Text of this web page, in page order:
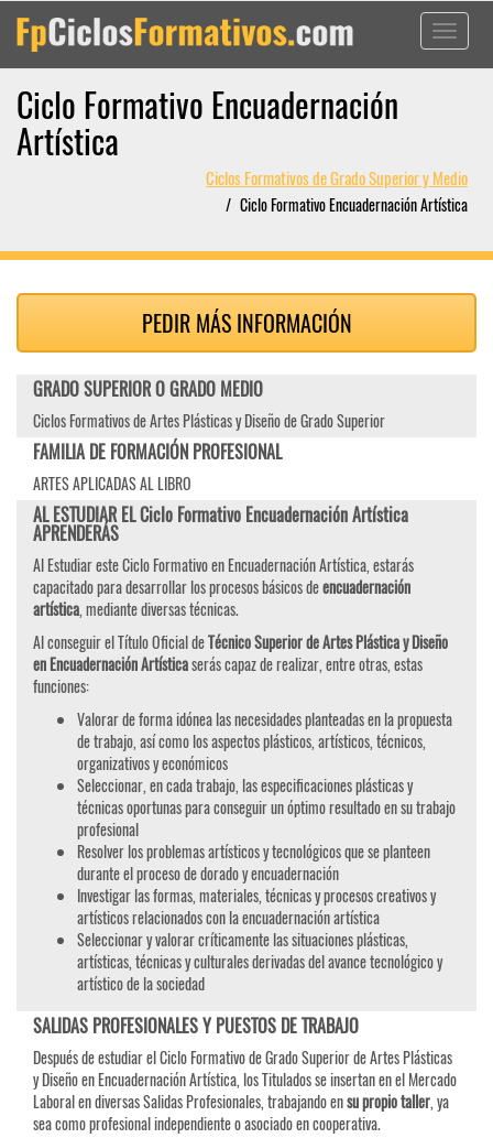
Toggle
Ciclo Formativo Encuadernación
Artística
Ciclos Formativos de Grado Superior y Medio
Ciclo Formativo Encuadernación Artística
PEDIR MÁS INFORMACIÓN
GRADO SUPERIOR O GRADO MEDIO
Ciclos Formativos de Artes Plásticas y Diseño de Grado Superior
FAMILIA DE FORMACIÓN PROFESIONAL
ARTES APLICADAS AL LIBRO
AL ESTUDIAR EL Ciclo Formativo Encuadernación Artística
APRENDERÁS
Al Estudiar este Ciclo Formativo en Encuadernación Artística, estarás
capacitado para desarrollar los procesos básicos deencuadernación
artística, mediante diversas técnicas.
Al conseguir el Título Oficial deTécnico Superior de Artes Plástica y Diseño
en Encuadernación Artísticaserás capaz de realizar, entre otras, estas
funciones:
Valorar de forma idónea las necesidades planteadas en la propuesta
de trabajo, así como los aspectos plásticos, artísticos, técnicos,
organizativos y económicos
Seleccionar, en cada trabajo, las especificaciones plásticas y
técnicas oportunas para conseguir un óptimo resultado en su trabajo
profesional
Resolver los problemas artísticos y tecnológicos que se planteen
durante el proceso de dorado y encuadernación
Investigar las formas, materiales, técnicas y procesos creativos y
artísticos relacionados con la encuadernación artística
Seleccionar y valorar críticamente las situaciones plásticas,
artísticas, técnicas y culturales derivadas del avance tecnológico y
artístico de la sociedad
SALIDAS PROFESIONALES Y PUESTOS DE TRABAJO
Después de estudiar el Ciclo Formativo de Grado Superior de Artes Plásticas
y Diseño en Encuadernación Artística, los Titulados se insertan en el Mercado
Laboral en diversas Salidas Profesionales, trabajando ensu propio taller, ya
sea como profesional independiente o asociado en cooperativa.